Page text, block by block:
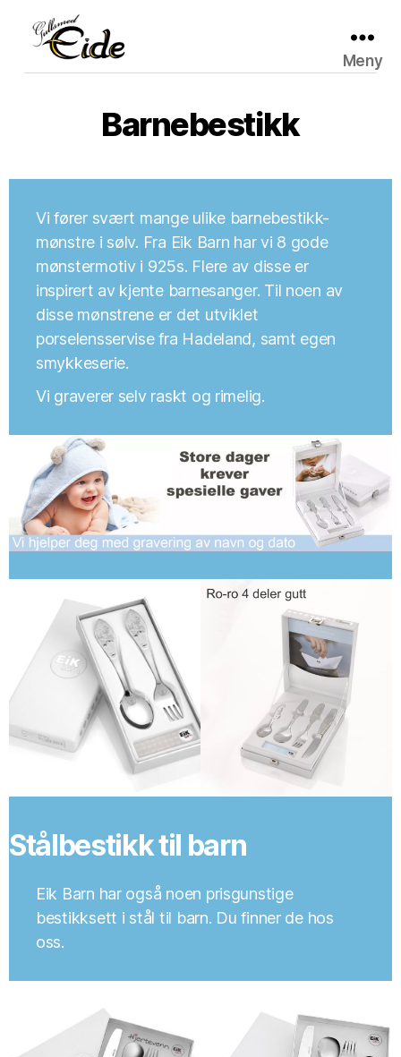
Gullsmed
Meny
Barnebestikk
Vi fører svært mange ulike barnebestikk-
mønstre i sølv. Fra Eik Barn har vi 8 gode
mønstermotiv i 925s. Flere av disse er
inspirert av kjente barnesanger. Til noen av
disse mønstrene er det utviklet
porselensservise fra Hadeland, samt egen
smykkeserie.
Vi graverer selv raskt og rimelig.
Stålbestikk til barn
Eik Barn har også noen prisgunstige
bestikksett i stål til barn. Du finner de hos
oss.